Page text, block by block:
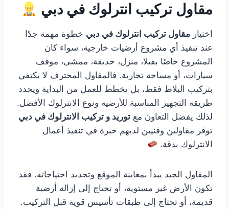
مقاول تركيب انترلوك في دبي
اختيار مقاول تركيب انترلوك في دبي خطوة مهمة جدًا
عند تنفيذ أي مشروع أرضيات خارجية، سواء كان
المشروع خاصًا بفيلا، منزل، حديقة، ممشى، موقف
سيارات، أو مساحة تجارية. فالمقاول المحترف لا يكتفي
بتركيب البلاط فقط، بل يخطط للعمل من البداية ويحدد
طريقة التجهيز المناسبة للأرضية ونوع الانترلوك الأفضل.
لذلك يفضل التعاون مع توريد و تركيب الانترلوك في دبي
توفر مقاولين وفنيين لديهم خبرة في تنفيذ أعمال
الانترلوك بدقة.
المقاول الجيد يبدأ بمعاينة الموقع وتحديد احتياجاته. فقد
تكون الأرض غير مستوية، أو تحتاج إلى إزالة أرضية
قديمة، أو تحتاج إلى طبقات تأسيس قوية قبل التركيب.